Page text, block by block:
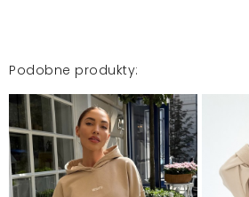
Mosquito zamieszcza wyłącznie
Klientów. Po moderacji publikujemy
negatywne opinie. Więcej informacji
Regulaminie.
Podobne produkty: